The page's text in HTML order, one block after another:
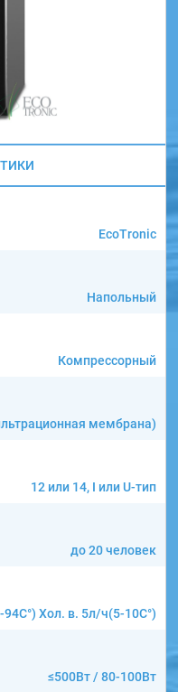
EcoTronic
Напольный
Компрессорный
мембрана)
12 или 14, I или U-тип
до 20 человек
Хол. в. 5л/ч(5-10C°)
≤500Вт / 80-100Вт